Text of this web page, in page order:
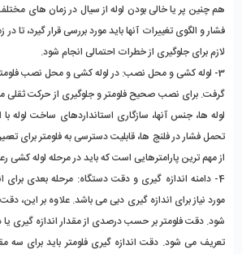
هم چنین پر یا خالی بودن لوله از سیال در زمان های
فشار و الگوی تغییرات آنها باید مورد بررسی قرار گیرد، تا
لازم برای جلوگیری از خطرات احتمالی انجام شود.
3- لوله کشی و محل نصب: در لوله کشی و محل نصب فلومتر،
گرفت. برای نصب صحیح فلومتر و جلوگیری از حرکت ثقلی
لوله ها، جنس آنها، سازگاری استانداردهای ساخت لوله با
تحمل فشار در فلنج ها، قابلیت دسترسی به فلومتر برای
از مهم ترین پارامترهایی است که باید در مرحله لوله کشی
4- دامنه اندازه گیری و دقت دستگاه: مرحله بعدی برای
مورد نیاز برای اندازه گیری دبی می باشد. علاوه بر این، دقت
شود. دقت فلومتر بر حسب درصدی از مقدار اندازه گیری
تعریف می شود. دقت اندازه گیری فلومتر باید برای سه